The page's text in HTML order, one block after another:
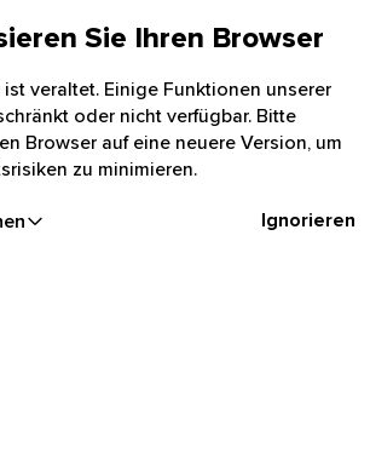
Sie Ihren Browser
veraltet. Einige Funktionen unserer
oder nicht verfügbar. Bitte
Browser auf eine neuere Version, um
zu minimieren.
Ignorieren